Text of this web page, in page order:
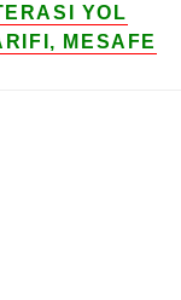
YOL
MESAFE